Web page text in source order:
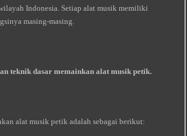
Indonesia. Setiap alat musik memiliki
masing-masing.
teknik dasar memainkan alat musik petik.
alat musik petik adalah sebagai berikut: